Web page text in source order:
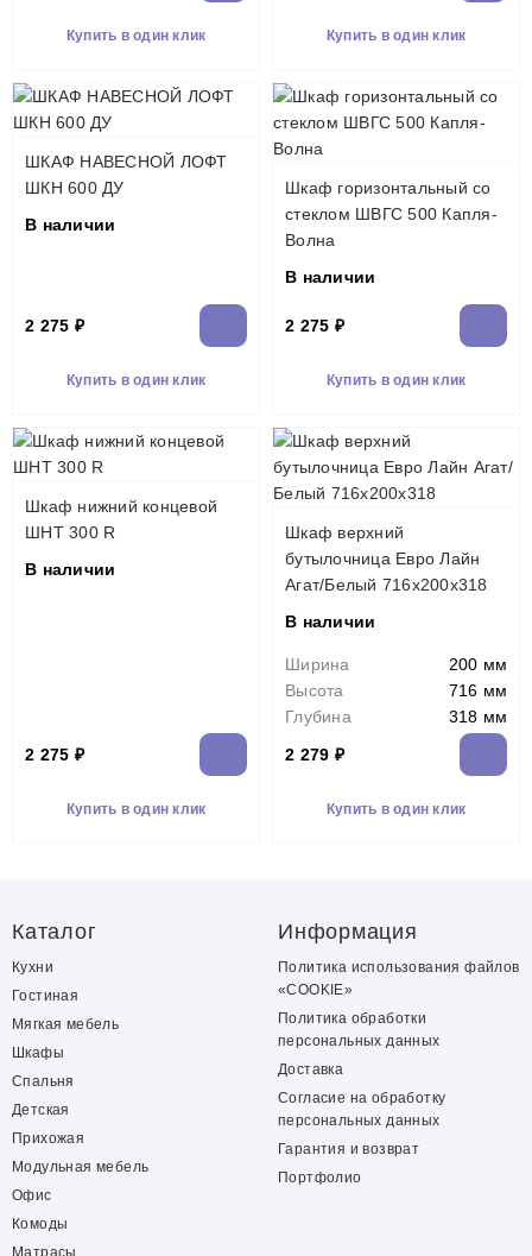
Купить в один клик Купить в один клик
ШКАФ НАВЕСНОЙ ЛОФТ
ШКН 600 ДУ
В наличии
2 275 ₽
Купить в один клик
Шкаф горизонтальный со
стеклом ШВГС 500 Капля-
Волна
В наличии
2 275 ₽
Купить в один клик
Шкаф нижний концевой
ШНТ 300 R
В наличии
2 275 ₽
Купить в один клик
Шкаф верхний
бутылочница Евро Лайн
Агат/Белый 716х200х318
В наличии
Ширина
200 мм
Высота
716 мм
Глубина
318 мм
2 279 ₽
Купить в один клик
Каталог
Кухни
Гостиная
Мягкая мебель
Шкафы
Спальня
Детская
Прихожая
Модульная мебель
Офис
Комоды
Матрасы
Информация
Политика использования файлов
«COOKIE»
Политика обработки
персональных данных
Доставка
Согласие на обработку
персональных данных
Гарантия и возврат
Портфолио